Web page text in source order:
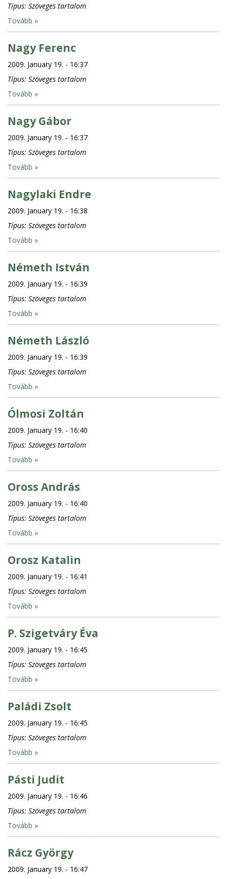
Típus: Szöveges tartalom
Tovább »
Nagy Ferenc
2009. January 19. - 16:37
Típus: Szöveges tartalom
Tovább »
Nagy Gábor
2009. January 19. - 16:37
Típus: Szöveges tartalom
Tovább »
Nagylaki Endre
2009. January 19. - 16:38
Típus: Szöveges tartalom
Tovább »
Németh István
2009. January 19. - 16:39
Típus: Szöveges tartalom
Tovább »
Németh László
2009. January 19. - 16:39
Típus: Szöveges tartalom
Tovább »
Ólmosi Zoltán
2009. January 19. - 16:40
Típus: Szöveges tartalom
Tovább »
Oross András
2009. January 19. - 16:40
Típus: Szöveges tartalom
Tovább »
Orosz Katalin
2009. January 19. - 16:41
Típus: Szöveges tartalom
Tovább »
P. Szigetváry Éva
2009. January 19. - 16:45
Típus: Szöveges tartalom
Tovább »
Paládi Zsolt
2009. January 19. - 16:45
Típus: Szöveges tartalom
Tovább »
Pásti Judit
2009. January 19. - 16:46
Típus: Szöveges tartalom
Tovább »
Rácz György
2009. January 19. - 16:47